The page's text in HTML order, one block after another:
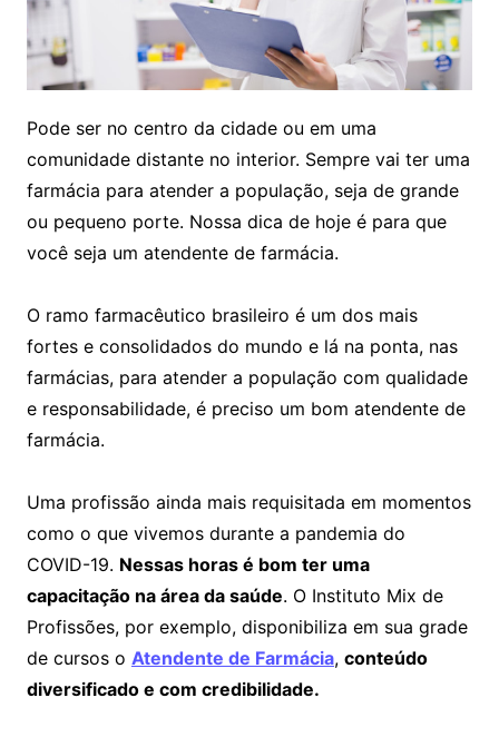
Pode ser no centro da cidade ou em uma
comunidade distante no interior. Sempre vai ter uma
farmácia para atender a população, seja de grande
ou pequeno porte. Nossa dica de hoje é para que
você seja um atendente de farmácia.
O ramo farmacêutico brasileiro é um dos mais
fortes e consolidados do mundo e lá na ponta, nas
farmácias, para atender a população com qualidade
e responsabilidade, é preciso um bom atendente de
farmácia.
Uma profissão ainda mais requisitada em momentos
como o que vivemos durante a pandemia do
COVID-19. Nessas horas é bom ter uma
capacitação na área da saúde. O Instituto Mix de
Profissões, por exemplo, disponibiliza em sua grade
de cursos o Atendente de Farmácia, conteúdo
diversificado e com credibilidade.